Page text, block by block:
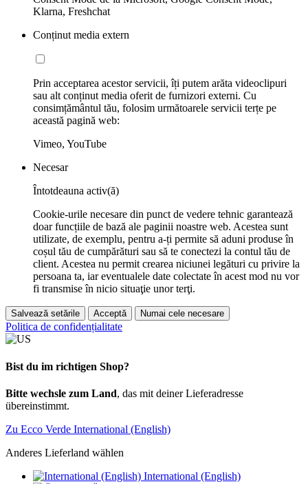
Klarna, Freshchat
Conținut media extern
Prin acceptarea acestor servicii, îți putem arăta videoclipuri
sau alt conținut media oferit de furnizori externi. Cu
consimțământul tău, folosim următoarele servicii terțe pe
această pagină web:
Vimeo, YouTube
Necesar
Întotdeauna activ(ă)
Cookie-urile necesare din punct de vedere tehnic garantează
doar funcțiile de bază ale paginii noastre web. Acestea sunt
utilizate, de exemplu, pentru a-ți permite să aduni produse în
coșul tău de cumpărături sau să te conectezi la contul tău de
client. Acestea nu permit crearea niciunei legături cu privire la
persoana ta, iar eventualele date colectate în acest mod nu vor
fi transmise în nicio situaţie unor terţi.
Salvează setările Acceptă Numai cele necesare
Politica de confidențialitate
Bist du im richtigen Shop?
Bitte wechsle zum Land, das mit deiner Lieferadresse
übereinstimmt.
Zu Ecco Verde International (English)
Anderes Lieferland wählen
International (English)